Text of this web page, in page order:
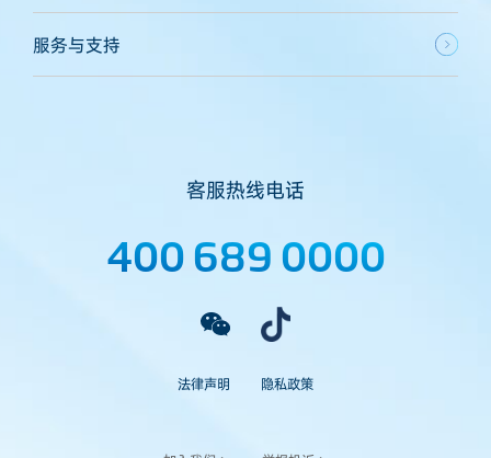
服务与支持
客服热线电话
400 689 0000
法律声明 隐私政策